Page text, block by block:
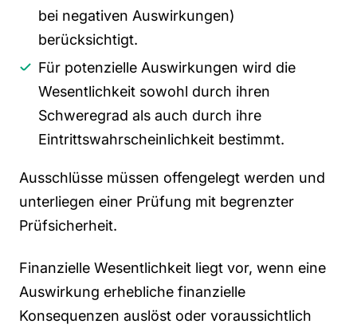
bei negativen Auswirkungen)
berücksichtigt.
Für potenzielle Auswirkungen wird die
Wesentlichkeit sowohl durch ihren
Schweregrad als auch durch ihre
Eintrittswahrscheinlichkeit bestimmt.
Ausschlüsse müssen offengelegt werden und
unterliegen einer Prüfung mit begrenzter
Prüfsicherheit.
Finanzielle Wesentlichkeit liegt vor, wenn eine
Auswirkung erhebliche finanzielle
Konsequenzen auslöst oder voraussichtlich